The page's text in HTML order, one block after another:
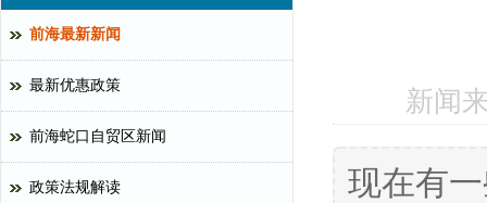
新闻
现在有
前海最新新闻
最新优惠政策
前海蛇口自贸区新闻
政策法规解读